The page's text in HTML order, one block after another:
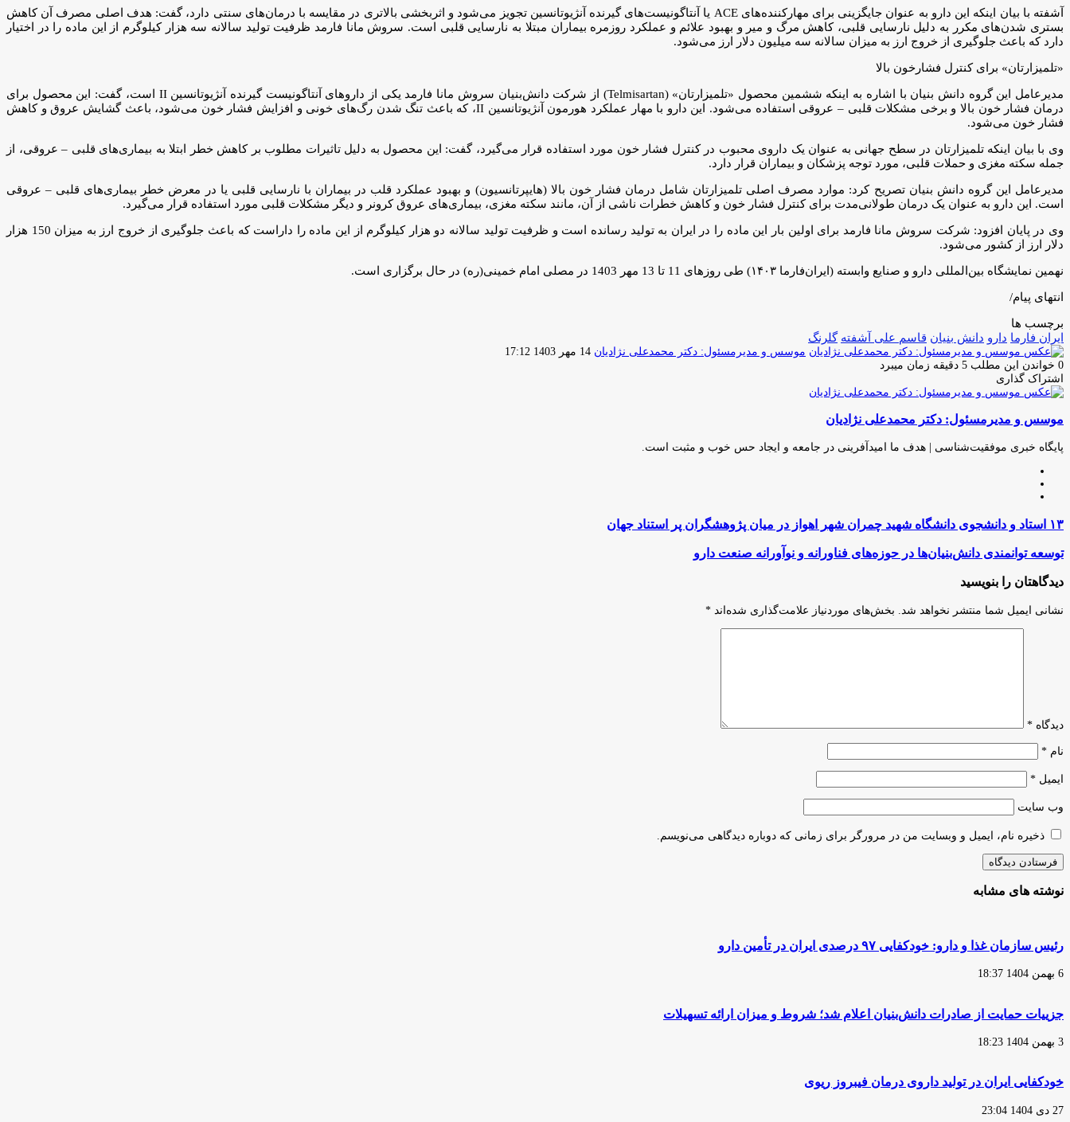
آشفته با بیان اینکه این دارو به عنوان جایگزینی برای مهارکننده‌های ACE یا آنتاگونیست‌های گیرنده آنژیوتانسین تجویز می‌شود و اثربخشی بالاتری در مقایسه با درمان‌های سنتی دارد، گفت: هدف اصلی مصرف آن کاهش
بستری شدن‌های مکرر به دلیل نارسایی قلبی، کاهش مرگ و میر و بهبود علائم و عملکرد روزمره بیماران مبتلا به نارسایی قلبی است. سروش مانا فارمد ظرفیت تولید سالانه سه هزار کیلوگرم از این ماده را در اختیار
دارد که باعث جلوگیری از خروج ارز به میزان سالانه سه میلیون دلار ارز می‌شود.
«تلمیزارتان» برای کنترل فشارخون بالا
مدیرعامل این گروه دانش بنیان با اشاره به اینکه ششمین محصول «تلمیزارتان» (Telmisartan) از شرکت دانش‌بنیان سروش مانا فارمد یکی از داروهای آنتاگونیست گیرنده آنژیوتانسین II است، گفت: این محصول برای
درمان فشار خون بالا و برخی مشکلات قلبی – عروقی استفاده می‌شود. این دارو با مهار عملکرد هورمون آنژیوتانسین II، که باعث تنگ شدن رگ‌های خونی و افزایش فشار خون می‌شود، باعث گشایش عروق و کاهش
فشار خون می‌شود.
وی با بیان اینکه تلمیزارتان در سطح جهانی به عنوان یک داروی محبوب در کنترل فشار خون مورد استفاده قرار می‌گیرد، گفت: این محصول به دلیل تاثیرات مطلوب بر کاهش خطر ابتلا به بیماری‌های قلبی – عروقی، از
جمله سکته مغزی و حملات قلبی، مورد توجه پزشکان و بیماران قرار دارد.
مدیرعامل این گروه دانش بنیان تصریح کرد: موارد مصرف اصلی تلمیزارتان شامل درمان فشار خون بالا (هایپرتانسیون) و بهبود عملکرد قلب در بیماران با نارسایی قلبی یا در معرض خطر بیماری‌های قلبی – عروقی
است. این دارو به عنوان یک درمان طولانی‌مدت برای کنترل فشار خون و کاهش خطرات ناشی از آن، مانند سکته مغزی، بیماری‌های عروق کرونر و دیگر مشکلات قلبی مورد استفاده قرار می‌گیرد.
وی در پایان افزود: شرکت سروش مانا فارمد برای اولین بار این ماده را در ایران به تولید رسانده است و ظرفیت تولید سالانه دو هزار کیلوگرم از این ماده را داراست که باعث جلوگیری از خروج ارز به میزان 150 هزار
دلار ارز از کشور می‌شود.
نهمین نمایشگاه بین‌المللی دارو و صنایع وابسته (ایران‌فارما ۱۴۰۳) طی روزهای 11 تا 13 مهر 1403 در مصلی امام خمینی(ره) در حال برگزاری است.
انتهای پیام/
برچسب ها
ایران فارما دارو دانش بنیان قاسم علی آشفته گلرنگ
موسس و مدیرمسئول: دکتر محمدعلی نژادیان ارسال
14 مهر 1403 17:12
0 خواندن این مطلب 5 دقیقه زمان میبرد
اشتراک گذاری
فیس
توئیتر
لینکدین
واتس
تلگرام
اشتراک
از
ایمیل
چاپ
موسس و مدیرمسئول: دکتر محمدعلی نژادیان
پایگاه خبری موفقیت‌شناسی | هدف ما امیدآفرینی در جامعه و ایجاد حس خوب و مثبت است.
۱۳
و
دانشجوی
دانشگاه
شهید
چمران
شهر
۱۳ استاد و دانشجوی دانشگاه شهید چمران شهر اهواز در میان پژوهشگران پر استناد جهان
توسعه
دانش‌بنیان‌ها
حوزه‌های
فناورانه
توسعه توانمندی‌ دانش‌بنیان‌ها در حوزه‌های فناورانه و نوآورانه صنعت دارو
دیدگاهتان را بنویسید
نشانی ایمیل شما منتشر نخواهد شد. بخش‌های موردنیاز علامت‌گذاری شده‌اند *
دیدگاه *
نام *
ایمیل *
وب‌ سایت
ذخیره نام، ایمیل و وبسایت من در مرورگر برای زمانی که دوباره دیدگاهی می‌نویسم.
نوشته های مشابه
رئیس سازمان غذا و دارو: خودکفایی ۹۷ درصدی ایران در تأمین دارو
6 بهمن 1404 18:37
جزییات حمایت از صادرات دانش‌بنیان اعلام شد؛ شروط و میزان ارائه تسهیلات
3 بهمن 1404 18:23
خودکفایی ایران در تولید داروی درمان فیبروز ریوی
27 دی 1404 23:04